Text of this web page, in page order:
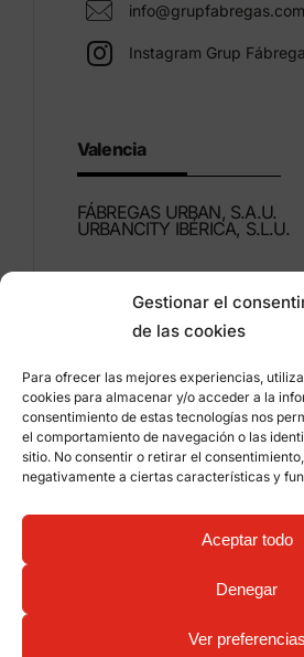
Gestionar el
de las cookies
Para ofrecer las mejores experiencias,
cookies para almacenar y/o acceder a la
consentimiento de estas tecnologías nos
el comportamiento de navegación o las
sitio. No consentir o retirar el
negativamente a ciertas características y
Aceptar todo
Denegar
Ver preferencias
info@grupfabregas.com
Instagram Grup
Valencia
FÁBREGAS URBAN, S.A.U.
URBANCITY IBÉRICA, S.L.U.
46960 ALDAIA
Valencia – España
+34 96 151 53 44
info@grupfabregas.com
Grup Fábregas
Acceso
Aviso legal
Política de
Información sobre
mobiliario urbano ECO Friendly –
qualitystudio